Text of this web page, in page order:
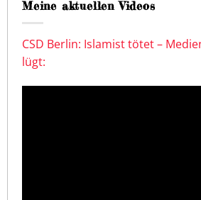
Meine aktuellen Videos
CSD Berlin: Islamist tötet –
lügt: